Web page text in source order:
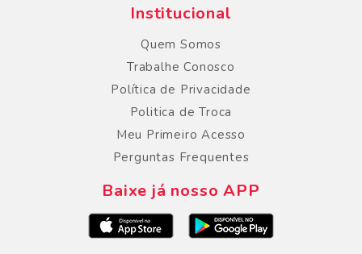
Institucional
Quem Somos
Trabalhe Conosco
Política de Privacidade
Politica de Troca
Meu Primeiro Acesso
Perguntas Frequentes
Baixe já nosso APP